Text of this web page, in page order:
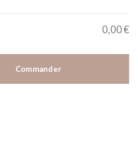
0,00 €
Commander